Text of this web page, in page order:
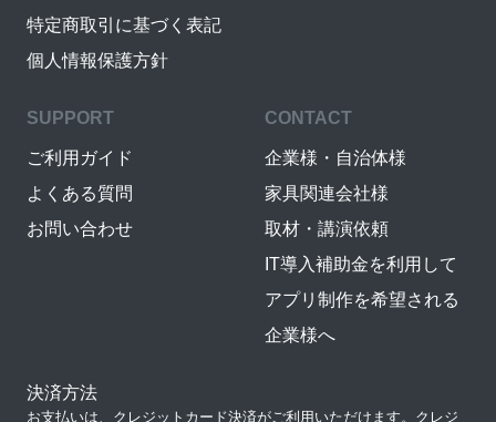
特定商取引に基づく表記
個人情報保護方針
SUPPORT
ご利用ガイド
よくある質問
お問い合わせ
CONTACT
企業様・自治体様
家具関連会社様
取材・講演依頼
IT導入補助金を利用して
アプリ制作を希望される
企業様へ
決済方法
お支払いは、クレジットカード決済がご利用いただけます。クレジ